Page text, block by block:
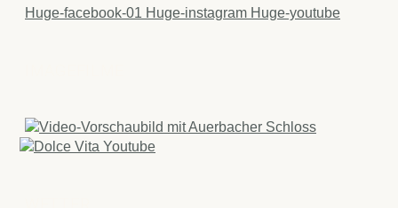
Huge-facebook-01 Huge-instagram Huge-youtube